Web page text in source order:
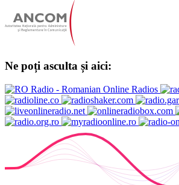
Ne poți asculta și aici: